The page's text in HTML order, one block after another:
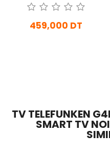
459,000 DT
TV TELEFUNKEN
SMART TV